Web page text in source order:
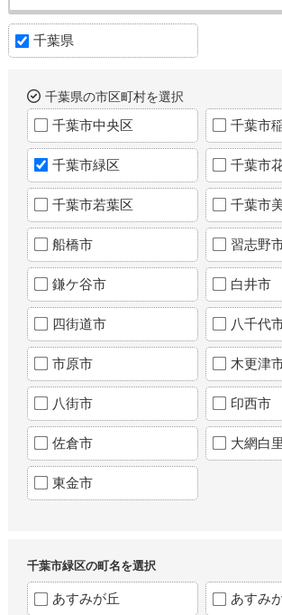
千葉県
千葉県の市区町村を選択
千葉市中央区 千葉市
千葉市緑区 千葉市
千葉市若葉区 千葉市
船橋市 習志野
鎌ケ谷市 白井市
四街道市 八千代
市原市 木更津
八街市 印西市
佐倉市 大網白
東金市
千葉市緑区の町名を選択
あすみが丘 あすみ